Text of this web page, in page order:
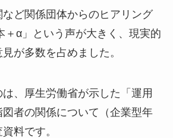
など関係団体からのヒアリング
＋α」という声が大きく、現実的
が多数を占めました。
、厚生労働省が示した「運用
者の関係について（企業型年
料です。